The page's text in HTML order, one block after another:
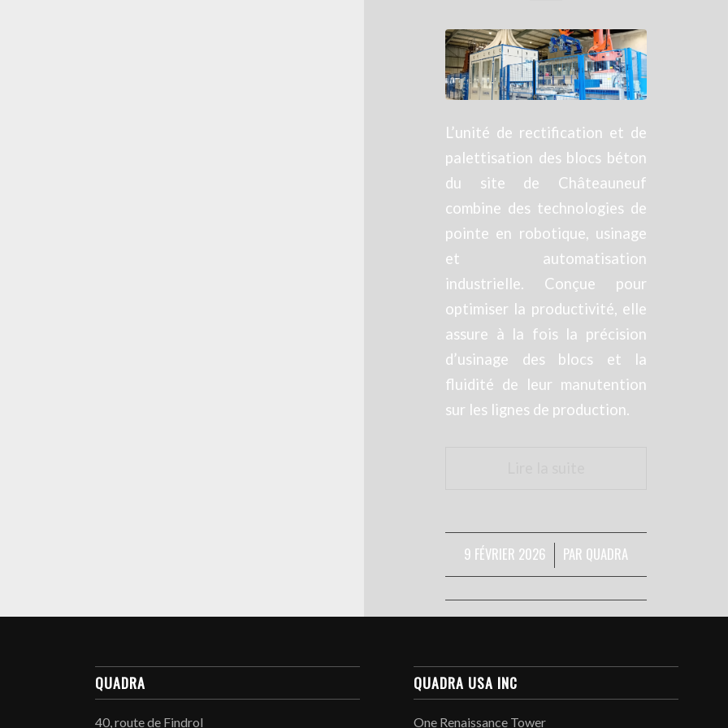
L’unité de rectification et de
palettisation des blocs béton
du site de Châteauneuf
combine des technologies de
pointe en robotique, usinage
et automatisation
industrielle. Conçue pour
optimiser la productivité, elle
assure à la fois la précision
d’usinage des blocs et la
fluidité de leur manutention
sur les lignes de production.
9 FÉVRIER 2026
/ PAR QUADRA
QUADRA
40, route de Findrol
QUADRA USA INC
One Renaissance Tower